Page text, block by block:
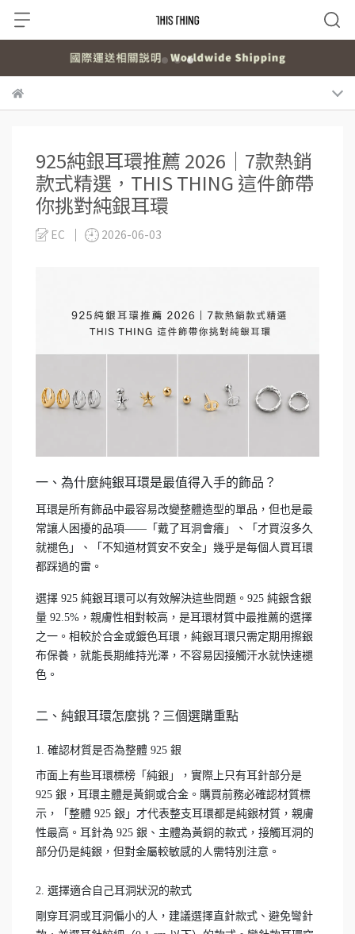
925純銀耳環推薦 2026｜7款熱銷
款式精選，THIS THING 這件飾帶
你挑對純銀耳環
EC 2026-06-03
一、為什麼純銀耳環是最值得入手的飾品？
耳環是所有飾品中最容易改變整體造型的單品，但也是最
常讓人困擾的品項——「戴了耳洞會癢」、「才買沒多久
就褪色」、「不知道材質安不安全」幾乎是每個人買耳環
都踩過的雷。
選擇 925 純銀耳環可以有效解決這些問題。925 純銀含銀
量 92.5%，親膚性相對較高，是耳環材質中最推薦的選擇
之一。相較於合金或鍍色耳環，純銀耳環只需定期用擦銀
布保養，就能長期維持光澤，不容易因接觸汗水就快速褪
色。
二、純銀耳環怎麼挑？三個選購重點
1. 確認材質是否為整體 925 銀
市面上有些耳環標榜「純銀」，實際上只有耳針部分是
925 銀，耳環主體是黃銅或合金。購買前務必確認材質標
示，「整體 925 銀」才代表整支耳環都是純銀材質，親膚
性最高。耳針為 925 銀、主體為黃銅的款式，接觸耳洞的
部分仍是純銀，但對金屬較敏感的人需特別注意。
2. 選擇適合自己耳洞狀況的款式
剛穿耳洞或耳洞偏小的人，建議選擇直針款式、避免彎針